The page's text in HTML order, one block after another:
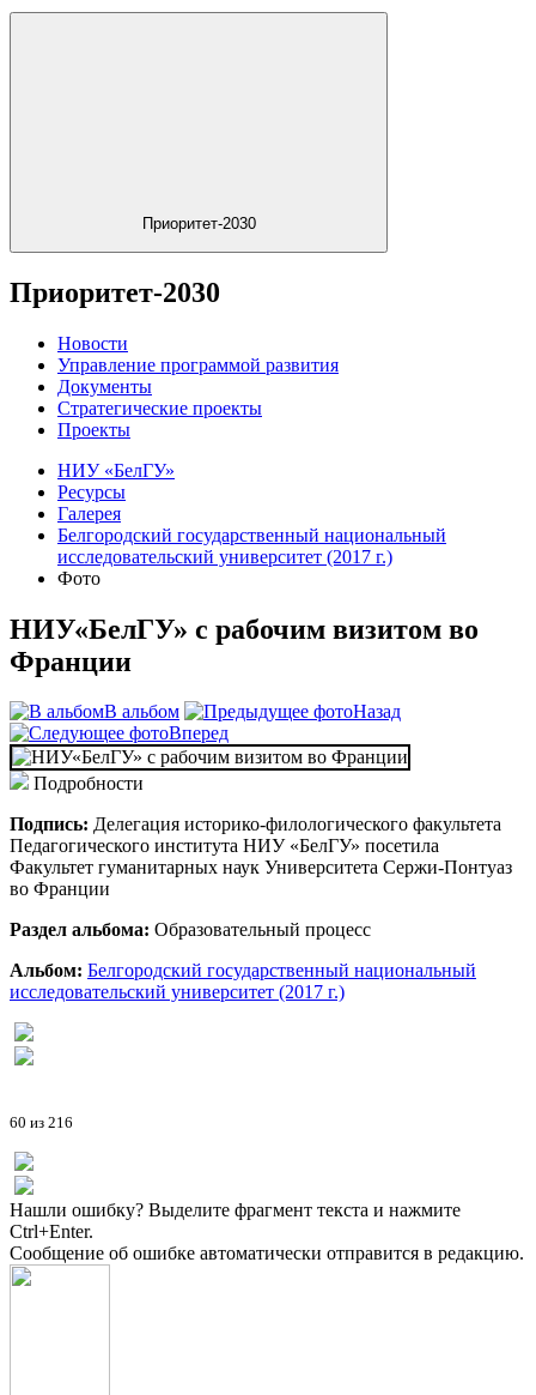
Приоритет-2030
Приоритет-2030
Новости
Управление программой развития
Документы
Стратегические проекты
Проекты
НИУ «БелГУ»
Ресурсы
Галерея
Белгородский государственный национальный
исследовательский университет (2017 г.)
Фото
НИУ«БелГУ» с рабочим визитом во
Франции
В альбом
Назад
Вперед
Подробности
Подпись: Делегация историко-филологического факультета
Педагогического института НИУ «БелГУ» посетила
Факультет гуманитарных наук Университета Сержи-Понтуаз
во Франции
Раздел альбома: Образовательный процесс
Альбом: Белгородский государственный национальный
исследовательский университет (2017 г.)
60 из 216
Нашли ошибку? Выделите фрагмент текста и нажмите
Ctrl+Enter.
Сообщение об ошибке автоматически отправится в редакцию.